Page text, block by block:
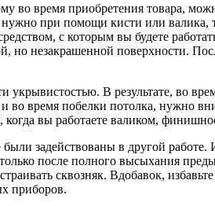
во время приобретения товара,
нужно при помощи кисти или
с которым вы будете
но незакрашенной поверхности.
укрывистостью. В результате, во
во время побелки потолка, нужно
вы работаете валиком,
задействованы в другой
после полного высыхания
сквозняк. Вдобавок,
приборов.